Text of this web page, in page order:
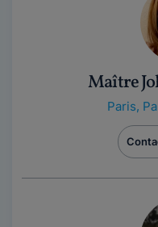
Maître
Paris,